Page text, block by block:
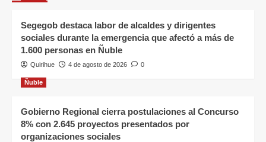
Segegob destaca labor de alcaldes y dirigentes
sociales durante la emergencia que afectó a más de
1.600 personas en Ñuble
Quirihue 4 de agosto de 2026 0
Ñuble
Gobierno Regional cierra postulaciones al Concurso
8% con 2.645 proyectos presentados por
organizaciones sociales